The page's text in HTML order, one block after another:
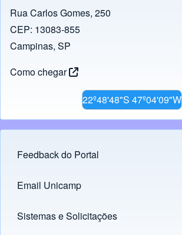
Rua Carlos Gomes, 250
CEP: 13083-855
Campinas, SP
Como chegar
22º48'48"S 47º04'09"W
Footer menu
Feedback do Portal
Links
Email Unicamp
(opens in new tab)
Sistemas e Solicitações
(opens in new tab)